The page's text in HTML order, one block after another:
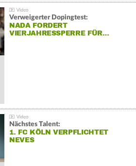
Verweigerter Dopingtest:
NADA FORDERT
VIERJAHRESSPERRE FÜR…
Nächstes Talent:
1. FC KÖLN VERPFLICHTET
NEVES